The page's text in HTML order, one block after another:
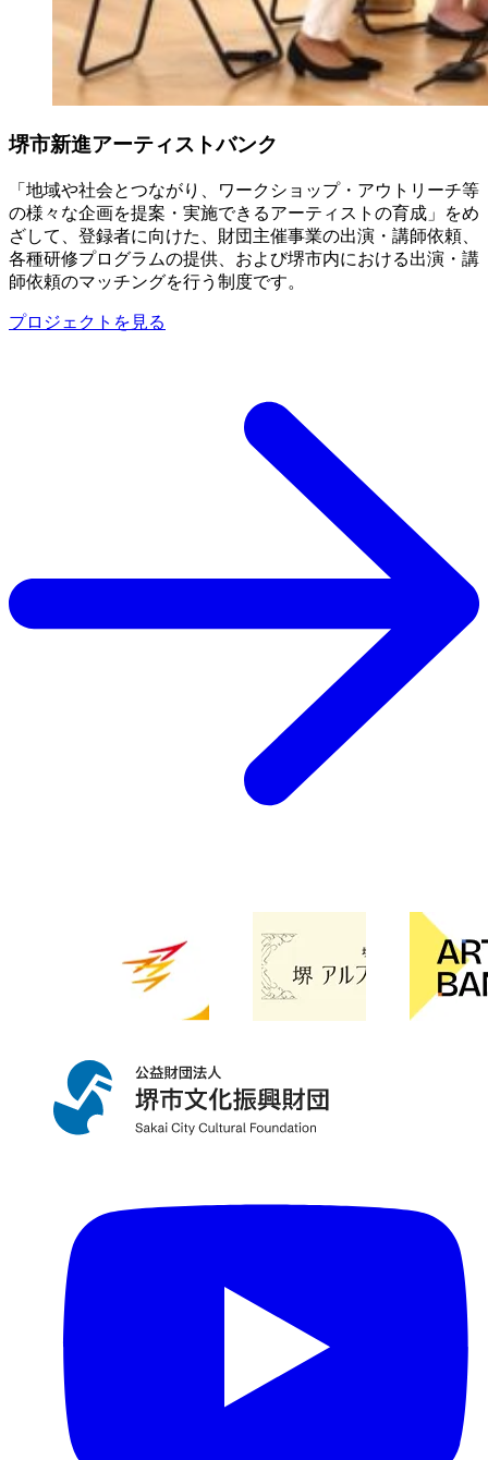
堺市新進アーティストバンク
「地域や社会とつながり、ワークショップ・アウトリーチ等
の様々な企画を提案・実施できるアーティストの育成」をめ
ざして、登録者に向けた、財団主催事業の出演・講師依頼、
各種研修プログラムの提供、および堺市内における出演・講
師依頼のマッチングを行う制度です。
プロジェクトを見る